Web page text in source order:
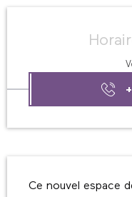
Ce nouvel espace